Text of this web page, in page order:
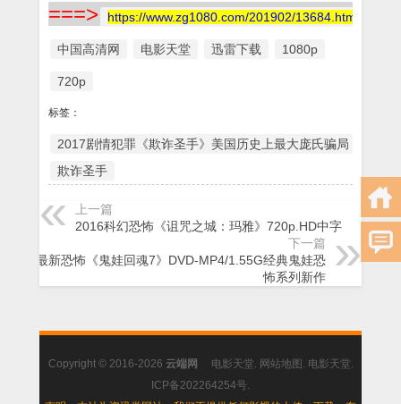
===>
https://www.zg1080.com/201902/13684.html
中国高清网 电影天堂 迅雷下载 1080p
720p
标签：
2017剧情犯罪《欺诈圣手》美国历史上最大庞氏骗局
欺诈圣手
上一篇
2016科幻恐怖《诅咒之城：玛雅》720p.HD中字
下一篇
2017最新恐怖《鬼娃回魂7》DVD-MP4/1.55G经典鬼娃恐
怖系列新作
Copyright © 2016-2026 云端网 电影天堂 网站地图 电影天堂
ICP备202264254号